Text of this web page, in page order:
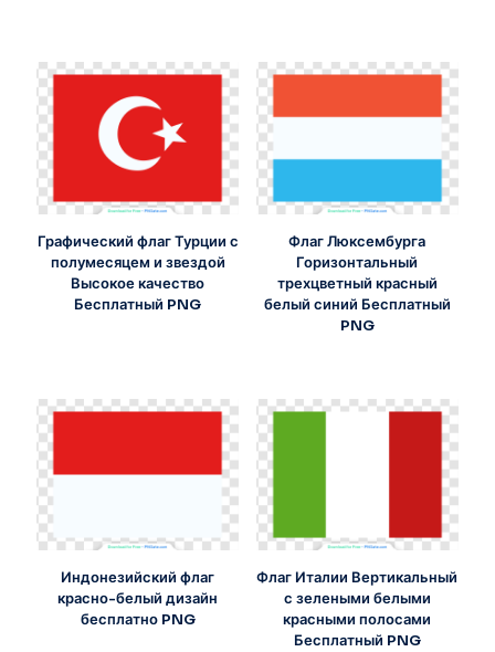
Графический флаг Турции с
полумесяцем и звездой
Высокое качество
Бесплатный PNG
Флаг Люксембурга
Горизонтальный
трехцветный красный
белый синий Бесплатный
PNG
Индонезийский флаг
красно-белый дизайн
бесплатно PNG
Флаг Италии Вертикальный
с зелеными белыми
красными полосами
Бесплатный PNG